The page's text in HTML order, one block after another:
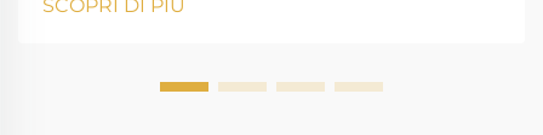
come un pilastro fondamentale della moderna
SCOPRI DI PIÙ